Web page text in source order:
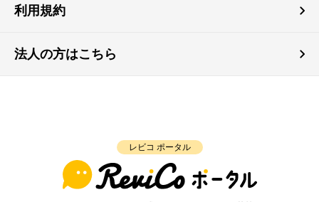
利用規約
法人の方はこちら
レビコ ポータル